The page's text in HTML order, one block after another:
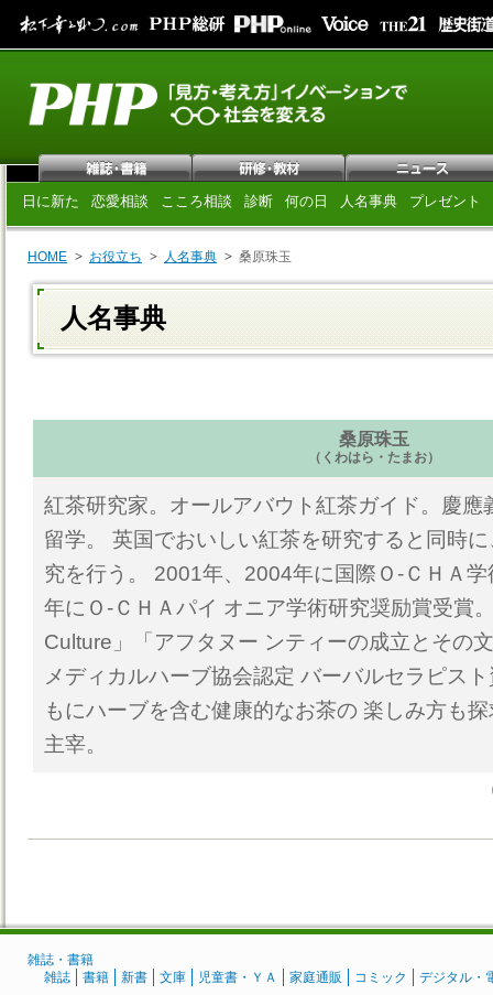
日に新た 恋愛相談 こころ相談 診断 何の日 人名事典 プレゼント
HOME お役立ち 人名事典 桑原珠玉
人名事典
桑原珠玉
（くわはら・たまお）
紅茶研究家。オールアバウト紅茶ガイド。慶應
留学。 英国でおいしい紅茶を研究すると同時
究を行う。 2001年、2004年に国際Ｏ‐ＣＨＡ
年にＯ‐ＣＨＡパイ オニア学術研究奨励賞受賞
Culture」「アフタヌー ンティーの成立とその
メディカルハーブ協会認定 バーバルセラピス
もにハーブを含む健康的なお茶の 楽しみ方も
主宰。
雑誌・書籍
雑誌
書籍 新書 文庫 児童書・ＹＡ 家庭通販 コミック デジタル・